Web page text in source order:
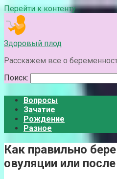
Перейти к контенту
Здоровый плод
Расскажем все о
Поиск:
Вопросы
Зачатие
Рождение
Разное
Как правильно
овуляции или после